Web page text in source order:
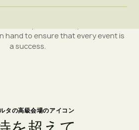
corporate cocktail events,
hand to ensure that every event is
a success.
タの高級会場のアイコン